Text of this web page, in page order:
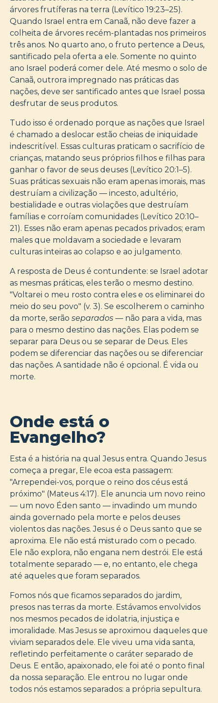
árvores frutíferas na terra (Levítico 19:23–25).
Quando Israel entra em Canaã, não deve fazer a
colheita de árvores recém-plantadas nos primeiros
três anos. No quarto ano, o fruto pertence a Deus,
santificado pela oferta a ele. Somente no quinto
ano Israel poderá comer dele. Até mesmo o solo de
Canaã, outrora impregnado nas práticas das
nações, deve ser santificado antes que Israel possa
desfrutar de seus produtos.
Tudo isso é ordenado porque as nações que Israel
é chamado a deslocar estão cheias de iniquidade
indescritível. Essas culturas praticam o sacrifício de
crianças, matando seus próprios filhos e filhas para
ganhar o favor de seus deuses (Levítico 20:1–5).
Suas práticas sexuais não eram apenas imorais, mas
destruíam a civilização — incesto, adultério,
bestialidade e outras violações que destruíam
famílias e corroíam comunidades (Levítico 20:10–
21). Esses não eram apenas pecados privados; eram
males que moldavam a sociedade e levaram
culturas inteiras ao colapso e ao julgamento.
A resposta de Deus é contundente: se Israel adotar
as mesmas práticas, eles terão o mesmo destino.
"Voltarei o meu rosto contra eles e os eliminarei do
meio do seu povo" (v. 3). Se escolherem o caminho
da morte, serão separados — não para a vida, mas
para o mesmo destino das nações. Elas podem se
separar para Deus ou se separar de Deus. Eles
podem se diferenciar das nações ou se diferenciar
das nações. A santidade não é opcional. É vida ou
morte.
Onde está o
Evangelho?
Esta é a história na qual Jesus entra. Quando Jesus
começa a pregar, Ele ecoa esta passagem:
"Arrependei-vos, porque o reino dos céus está
próximo" (Mateus 4:17). Ele anuncia um novo reino
— um novo Éden santo — invadindo um mundo
ainda governado pela morte e pelos deuses
violentos das nações. Jesus é o Deus santo que se
aproxima. Ele não está misturado com o pecado.
Ele não explora, não engana nem destrói. Ele está
totalmente separado — e, no entanto, ele chega
até aqueles que foram separados.
Fomos nós que ficamos separados do jardim,
presos nas terras da morte. Estávamos envolvidos
nos mesmos pecados de idolatria, injustiça e
imoralidade. Mas Jesus se aproximou daqueles que
viviam separados dele. Ele viveu uma vida santa,
refletindo perfeitamente o caráter separado de
Deus. E então, apaixonado, ele foi até o ponto final
da nossa separação. Ele entrou no lugar onde
todos nós estamos separados: a própria sepultura.